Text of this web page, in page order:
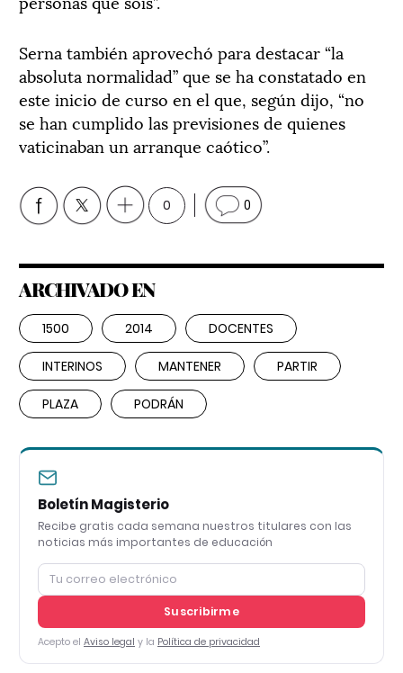
Serna también aprovechó para destacar “la
absoluta normalidad” que se ha constatado en
este inicio de curso en el que, según dijo, “no
se han cumplido las previsiones de quienes
vaticinaban un arranque caótico”.
0 0
ARCHIVADO EN
1500 2014 DOCENTES
INTERINOS MANTENER PARTIR
PLAZA PODRÁN
Boletín Magisterio
Recibe gratis cada semana nuestros titulares con las
noticias más importantes de educación
Suscribirme
Acepto el Aviso legal y la Política de privacidad